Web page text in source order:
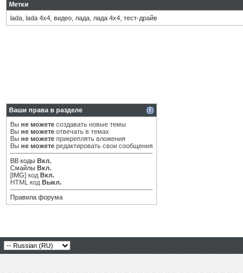
Метки
lada lada 4х4 видео лада лада 4х4 тест-драйв
Ваши права в разделе
Вы не можете создавать новые темы
Вы не можете отвечать в темах
Вы не можете прикреплять вложения
Вы не можете редактировать свои сообщения
BB коды Вкл.
Смайлы Вкл.
[IMG] код Вкл.
HTML код Выкл.
Правила форума